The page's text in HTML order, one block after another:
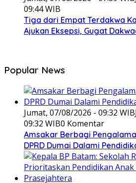
09:44 WIB
Tiga dari Empat Terdakwa
Ajukan Eksepsi, Gugat
Popular News
Jumat, 07/08/2026 - 09:32 WIB
09:32 WIB0 Komentar
Amsakar Berbagi
DPRD Dumai Dalami